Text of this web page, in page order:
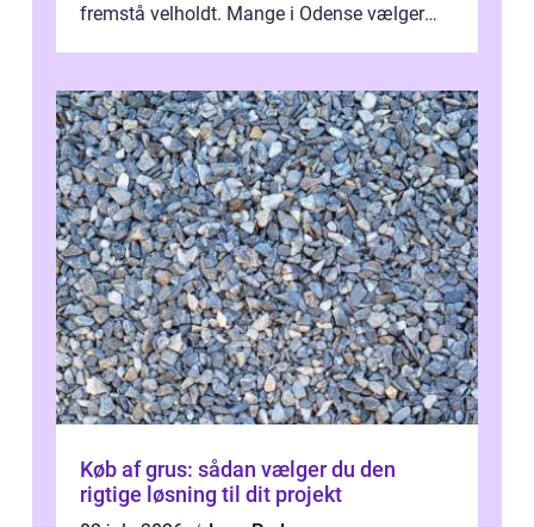
fremstå velholdt. Mange i Odense vælger
Køb af grus: sådan vælger du den
rigtige løsning til dit projekt